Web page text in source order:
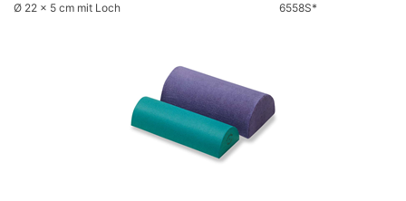
Ø 22 x 5 cm mit Loch 6558S*